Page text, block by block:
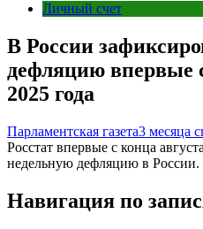
Личный счет
В России
дефляцию впервые
2025 года
Парламентская газета3 месяца
Росстат впервые с конца
недельную дефляцию в России.
Навигация по